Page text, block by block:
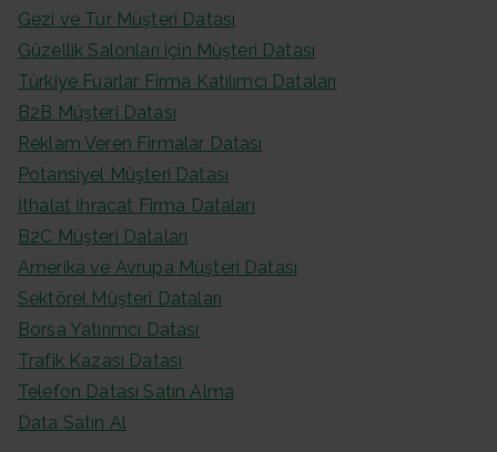
Gezi ve Tur Müşteri Datası
Güzellik Salonları için Müşteri Datası
Türkiye Fuarlar Firma Katılımcı Dataları
B2B Müşteri Datası
Reklam Veren Firmalar Datası
Potansiyel Müşteri Datası
İthalat İhracat Firma Dataları
B2C Müşteri Dataları
Amerika ve Avrupa Müşteri Datası
Sektörel Müşteri Dataları
Borsa Yatırımcı Datası
Trafik Kazası Datası
Telefon Datası Satın Alma
Data Satın Al